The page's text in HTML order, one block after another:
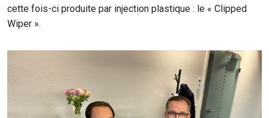
cette fois-ci produite par injection plastique : le « Clipped
Wiper ».